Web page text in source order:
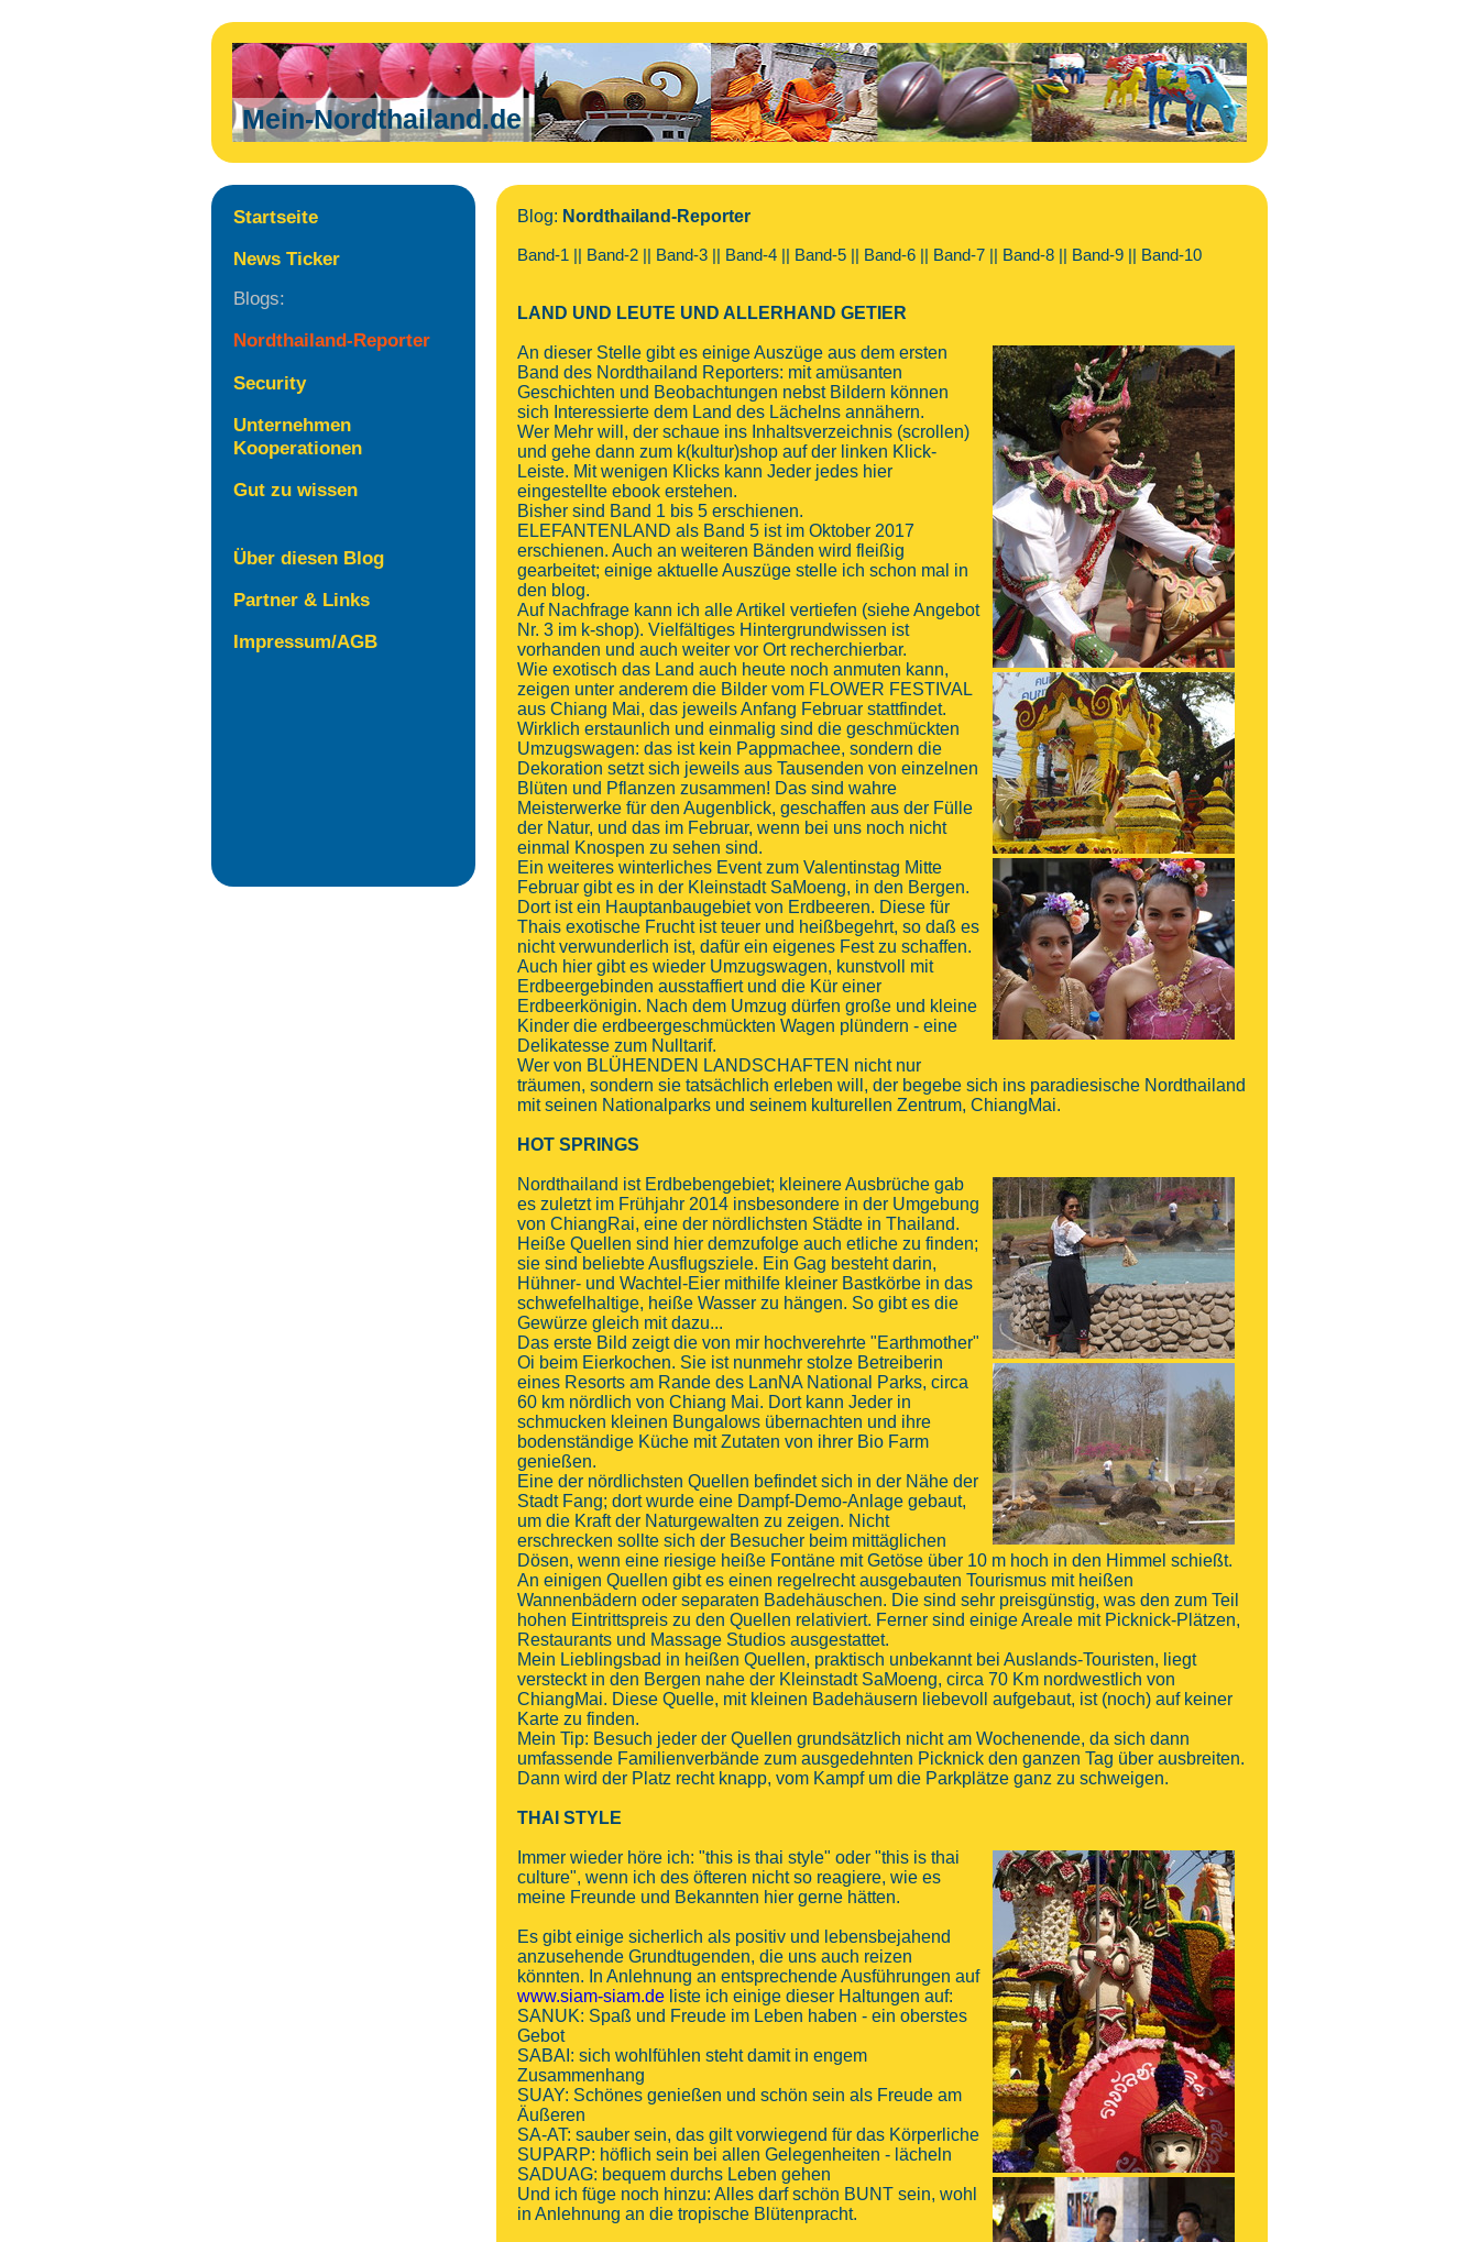
Mein-Nordthailand.de
Startseite
News Ticker
Blogs:
Nordthailand-Reporter
Security
Unternehmen
Kooperationen
Gut zu wissen
Über diesen Blog
Partner & Links
Impressum/AGB
Blog: Nordthailand-Reporter
Band-1 || Band-2 || Band-3 || Band-4 || Band-5 || Band-6 || Band-7 || Band-8 || Band-9 || Band-10
LAND UND LEUTE UND ALLERHAND GETIER
An dieser Stelle gibt es einige Auszüge aus dem ersten
Band des Nordthailand Reporters: mit amüsanten
Geschichten und Beobachtungen nebst Bildern können
sich Interessierte dem Land des Lächelns annähern.
Wer Mehr will, der schaue ins Inhaltsverzeichnis (scrollen)
und gehe dann zum k(kultur)shop auf der linken Klick-
Leiste. Mit wenigen Klicks kann Jeder jedes hier
eingestellte ebook erstehen.
Bisher sind Band 1 bis 5 erschienen.
ELEFANTENLAND als Band 5 ist im Oktober 2017
erschienen. Auch an weiteren Bänden wird fleißig
gearbeitet; einige aktuelle Auszüge stelle ich schon mal in
den blog.
Auf Nachfrage kann ich alle Artikel vertiefen (siehe Angebot
Nr. 3 im k-shop). Vielfältiges Hintergrundwissen ist
vorhanden und auch weiter vor Ort recherchierbar.
Wie exotisch das Land auch heute noch anmuten kann,
zeigen unter anderem die Bilder vom FLOWER FESTIVAL
aus Chiang Mai, das jeweils Anfang Februar stattfindet.
Wirklich erstaunlich und einmalig sind die geschmückten
Umzugswagen: das ist kein Pappmachee, sondern die
Dekoration setzt sich jeweils aus Tausenden von einzelnen
Blüten und Pflanzen zusammen! Das sind wahre
Meisterwerke für den Augenblick, geschaffen aus der Fülle
der Natur, und das im Februar, wenn bei uns noch nicht
einmal Knospen zu sehen sind.
Ein weiteres winterliches Event zum Valentinstag Mitte
Februar gibt es in der Kleinstadt SaMoeng, in den Bergen.
Dort ist ein Hauptanbaugebiet von Erdbeeren. Diese für
Thais exotische Frucht ist teuer und heißbegehrt, so daß es
nicht verwunderlich ist, dafür ein eigenes Fest zu schaffen.
Auch hier gibt es wieder Umzugswagen, kunstvoll mit
Erdbeergebinden ausstaffiert und die Kür einer
Erdbeerkönigin. Nach dem Umzug dürfen große und kleine
Kinder die erdbeergeschmückten Wagen plündern - eine
Delikatesse zum Nulltarif.
Wer von BLÜHENDEN LANDSCHAFTEN nicht nur
träumen, sondern sie tatsächlich erleben will, der begebe sich ins paradiesische Nordthailand
mit seinen Nationalparks und seinem kulturellen Zentrum, ChiangMai.
HOT SPRINGS
Nordthailand ist Erdbebengebiet; kleinere Ausbrüche gab
es zuletzt im Frühjahr 2014 insbesondere in der Umgebung
von ChiangRai, eine der nördlichsten Städte in Thailand.
Heiße Quellen sind hier demzufolge auch etliche zu finden;
sie sind beliebte Ausflugsziele. Ein Gag besteht darin,
Hühner- und Wachtel-Eier mithilfe kleiner Bastkörbe in das
schwefelhaltige, heiße Wasser zu hängen. So gibt es die
Gewürze gleich mit dazu...
Das erste Bild zeigt die von mir hochverehrte "Earthmother"
Oi beim Eierkochen. Sie ist nunmehr stolze Betreiberin
eines Resorts am Rande des LanNA National Parks, circa
60 km nördlich von Chiang Mai. Dort kann Jeder in
schmucken kleinen Bungalows übernachten und ihre
bodenständige Küche mit Zutaten von ihrer Bio Farm
genießen.
Eine der nördlichsten Quellen befindet sich in der Nähe der
Stadt Fang; dort wurde eine Dampf-Demo-Anlage gebaut,
um die Kraft der Naturgewalten zu zeigen. Nicht
erschrecken sollte sich der Besucher beim mittäglichen
Dösen, wenn eine riesige heiße Fontäne mit Getöse über 10 m hoch in den Himmel schießt.
An einigen Quellen gibt es einen regelrecht ausgebauten Tourismus mit heißen
Wannenbädern oder separaten Badehäuschen. Die sind sehr preisgünstig, was den zum Teil
hohen Eintrittspreis zu den Quellen relativiert. Ferner sind einige Areale mit Picknick-Plätzen,
Restaurants und Massage Studios ausgestattet.
Mein Lieblingsbad in heißen Quellen, praktisch unbekannt bei Auslands-Touristen, liegt
versteckt in den Bergen nahe der Kleinstadt SaMoeng, circa 70 Km nordwestlich von
ChiangMai. Diese Quelle, mit kleinen Badehäusern liebevoll aufgebaut, ist (noch) auf keiner
Karte zu finden.
Mein Tip: Besuch jeder der Quellen grundsätzlich nicht am Wochenende, da sich dann
umfassende Familienverbände zum ausgedehnten Picknick den ganzen Tag über ausbreiten.
Dann wird der Platz recht knapp, vom Kampf um die Parkplätze ganz zu schweigen.
THAI STYLE
Immer wieder höre ich: "this is thai style" oder "this is thai
culture", wenn ich des öfteren nicht so reagiere, wie es
meine Freunde und Bekannten hier gerne hätten.
Es gibt einige sicherlich als positiv und lebensbejahend
anzusehende Grundtugenden, die uns auch reizen
könnten. In Anlehnung an entsprechende Ausführungen auf
www.siam-siam.de liste ich einige dieser Haltungen auf:
SANUK: Spaß und Freude im Leben haben - ein oberstes
Gebot
SABAI: sich wohlfühlen steht damit in engem
Zusammenhang
SUAY: Schönes genießen und schön sein als Freude am
Äußeren
SA-AT: sauber sein, das gilt vorwiegend für das Körperliche
SUPARP: höflich sein bei allen Gelegenheiten - lächeln
SADUAG: bequem durchs Leben gehen
Und ich füge noch hinzu: Alles darf schön BUNT sein, wohl
in Anlehnung an die tropische Blütenpracht.